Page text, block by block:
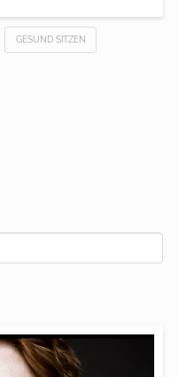
GESUND SITZEN